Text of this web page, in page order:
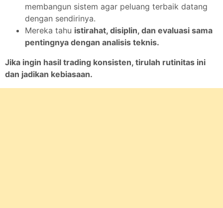
membangun sistem agar peluang terbaik datang
dengan sendirinya.
Mereka tahu istirahat, disiplin, dan evaluasi sama
pentingnya dengan analisis teknis.
Jika ingin hasil trading konsisten, tirulah rutinitas ini
dan jadikan kebiasaan.